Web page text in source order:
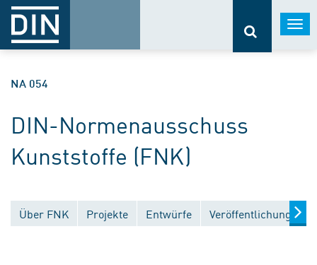
NA 054
DIN-Normenausschuss
Kunststoffe (FNK)
Über FNK Projekte Entwürfe Veröffentlichungen